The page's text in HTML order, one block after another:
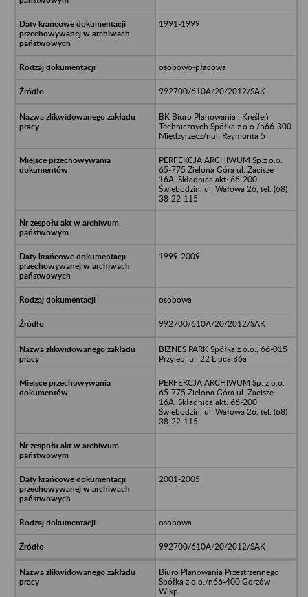
1991-1999
osobowo-płacowa
992700/610A/20/2012/SAK
BK Biuro Planowania i Kreśleń
Technicznych Spółka z o.o./n66-300
Międzyrzecz/nul. Reymonta 5
PERFEKCJA ARCHIWUM Sp.z o.o.
65-775 Zielona Góra ul. Zacisze
16A, Składnica akt: 66-200
Świebodzin, ul. Wałowa 26, tel. (68)
38-22-115
1999-2009
osobowa
992700/610A/20/2012/SAK
BIZNES PARK Spółka z o.o., 66-015
Przylep, ul. 22 Lipca 86a
PERFEKCJA ARCHIWUM Sp. z o.o.
65-775 Zielona Góra ul. Zacisze
16A, Składnica akt: 66-200
Świebodzin, ul. Wałowa 26, tel. (68)
38-22-115
2001-2005
osobowa
992700/610A/20/2012/SAK
Biuro Planowania Przestrzennego
Spółka z o.o./n66-400 Gorzów
Wlkp.